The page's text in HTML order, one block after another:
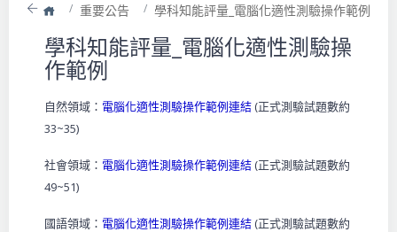
首頁 重要公告 學科知能評量_電腦化適性測驗操作範例
學科知能評量_電腦化適性測驗操
作範例
自然領域： 電腦化適性測驗操作範例連結 (正式測驗試題數約
33~35)
社會領域： 電腦化適性測驗操作範例連結 (正式測驗試題數約
49~51)
國語領域： 電腦化適性測驗操作範例連結 (正式測驗試題數約